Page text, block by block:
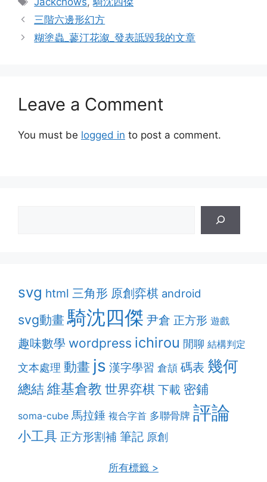
三階六邊形幻方
糊塗蟲_蓼汀花溆_發表詆毀我的文章
Leave a Comment
You must be logged in to post a comment.
svg html 三角形 原創弈棋 android
svg動畫 騎沈四傑 尹倉 正方形 遊戲
趣味數學 wordpress ichirou 閒聊 結構判定
文本處理 動畫 js 漢字學習 倉頡 碼表 幾何
總結 維基倉教 世界弈棋 下載 密鋪
soma-cube 馬拉錘 複合字首 多聯骨牌 評論
小工具 正方形割補 筆記 原創
所有標籤 >